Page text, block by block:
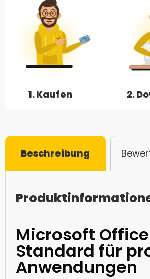
1. Kaufen 2.
Beschreibung
Microsoft
Standard für
Anwendungen